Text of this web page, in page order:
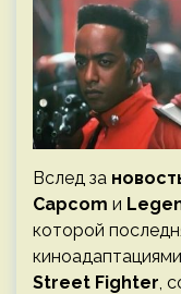
Вслед за
Capcom и
которой
Street Fighter,